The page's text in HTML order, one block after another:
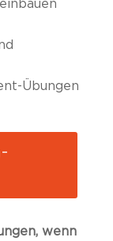
Übungen
wenn